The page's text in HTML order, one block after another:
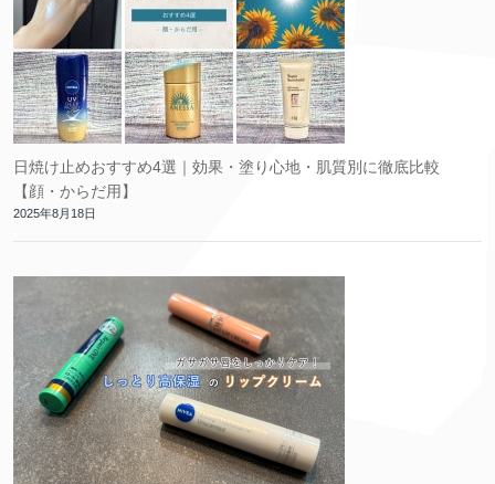
日焼け止めおすすめ4選｜効果・塗り心地・肌質別に徹底比較
【顔・からだ用】
2025年8月18日